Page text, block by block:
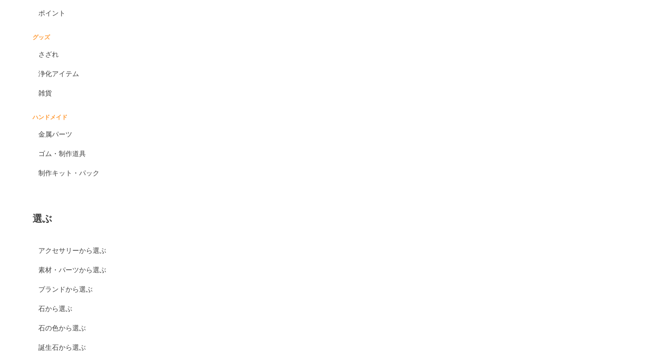
ポイント
グッズ
さざれ
浄化アイテム
雑貨
ハンドメイド
金属パーツ
ゴム・制作道具
制作キット・パック
選ぶ
アクセサリーから選ぶ
素材・パーツから選ぶ
ブランドから選ぶ
石から選ぶ
石の色から選ぶ
誕生石から選ぶ